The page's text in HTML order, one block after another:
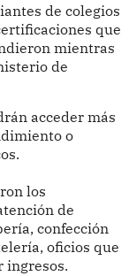
de colegios
que
mientras
de
acceder más
o
los
de
confección
oficios que
ingresos.